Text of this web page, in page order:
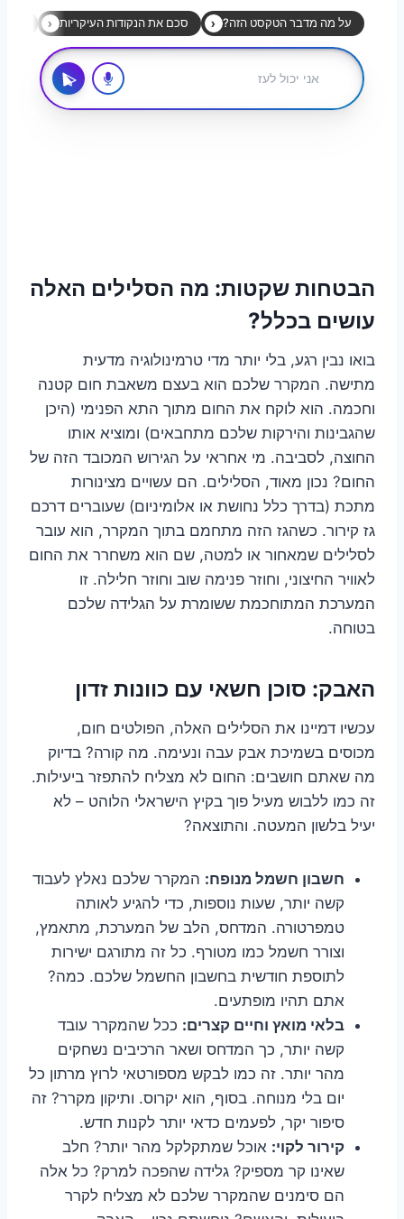
הבטחות שקטות: מה הסלילים האלה
עושים בכלל?
בואו נבין רגע, בלי יותר מדי טרמינולוגיה מדעית
מתישה. המקרר שלכם הוא בעצם משאבת חום קטנה
וחכמה. הוא לוקח את החום מתוך התא הפנימי (היכן
שהגבינות והירקות שלכם מתחבאים) ומוציא אותו
החוצה, לסביבה. מי אחראי על הגירוש המכובד הזה של
החום? נכון מאוד, הסלילים. הם עשויים מצינורות
מתכת (בדרך כלל נחושת או אלומיניום) שעוברים דרכם
גז קירור. כשהגז הזה מתחמם בתוך המקרר, הוא עובר
לסלילים שמאחור או למטה, שם הוא משחרר את החום
לאוויר החיצוני, וחוזר פנימה שוב וחוזר חלילה. זו
המערכת המתוחכמת ששומרת על הגלידה שלכם
בטוחה.
האבק: סוכן חשאי עם כוונות זדון
עכשיו דמיינו את הסלילים האלה, הפולטים חום,
מכוסים בשמיכת אבק עבה ונעימה. מה קורה? בדיוק
מה שאתם חושבים: החום לא מצליח להתפזר ביעילות.
זה כמו ללבוש מעיל פוך בקיץ הישראלי הלוהט – לא
יעיל בלשון המעטה. והתוצאה?
חשבון חשמל מנופח: המקרר שלכם נאלץ לעבוד
קשה יותר, שעות נוספות, כדי להגיע לאותה
טמפרטורה. המדחס, הלב של המערכת, מתאמץ,
וצורר חשמל כמו מטורף. כל זה מתורגם ישירות
לתוספת חודשית בחשבון החשמל שלכם. כמה?
אתם תהיו מופתעים.
בלאי מואץ וחיים קצרים: ככל שהמקרר עובד
קשה יותר, כך המדחס ושאר הרכיבים נשחקים
מהר יותר. זה כמו לבקש מספורטאי לרוץ מרתון כל
יום בלי מנוחה. בסוף, הוא יקרוס. ותיקון מקרר? זה
סיפור יקר, לפעמים כדאי יותר לקנות חדש.
קירור לקוי: אוכל שמתקלקל מהר יותר? חלב
שאינו קר מספיק? גלידה שהפכה למרק? כל אלה
הם סימנים שהמקרר שלכם לא מצליח לקרר